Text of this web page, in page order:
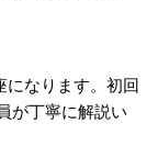
になります。初回
が丁寧に解説い